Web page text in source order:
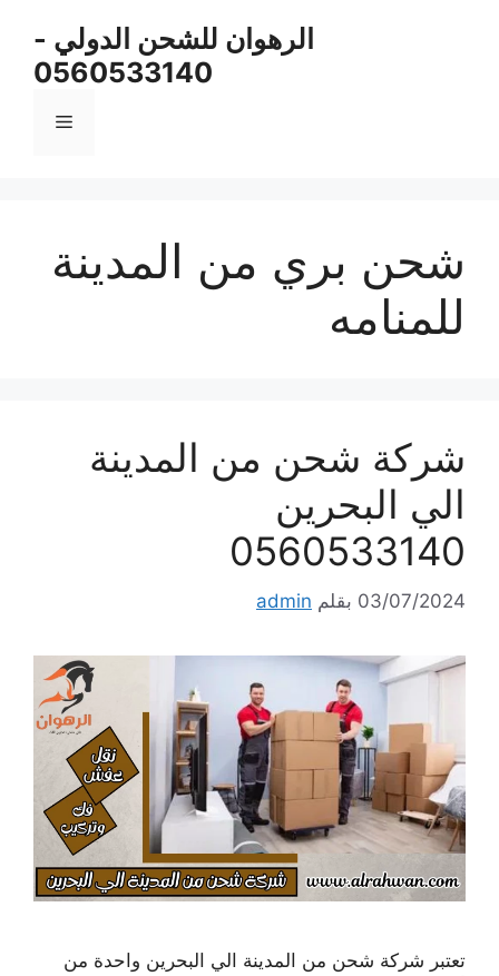
الرهوان للشحن الدولي -
0560533140
القائمة
شحن بري من المدينة
للمنامه
شركة شحن من المدينة
الي البحرين
0560533140
03/07/2024 بقلم admin
تعتبر شركة شحن من المدينة الي البحرين واحدة من